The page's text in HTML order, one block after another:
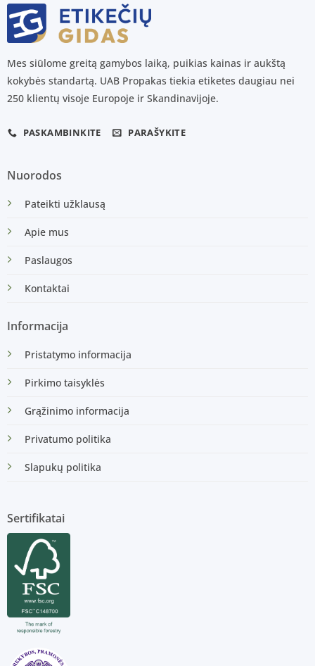
Mes siūlome greitą gamybos laiką, puikias kainas ir aukštą
kokybės standartą. UAB Propakas tiekia etiketes daugiau nei
250 klientų visoje Europoje ir Skandinavijoje.
PASKAMBINKITE PARAŠYKITE
Nuorodos
Pateikti užklausą
Apie mus
Paslaugos
Kontaktai
Informacija
Pristatymo informacija
Pirkimo taisyklės
Grąžinimo informacija
Privatumo politika
Slapukų politika
Sertifikatai